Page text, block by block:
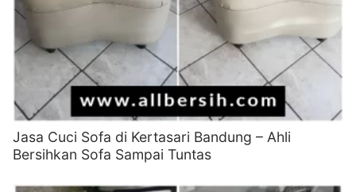
Jasa Cuci Sofa di Kertasari Bandung – Ahli
Bersihkan Sofa Sampai Tuntas